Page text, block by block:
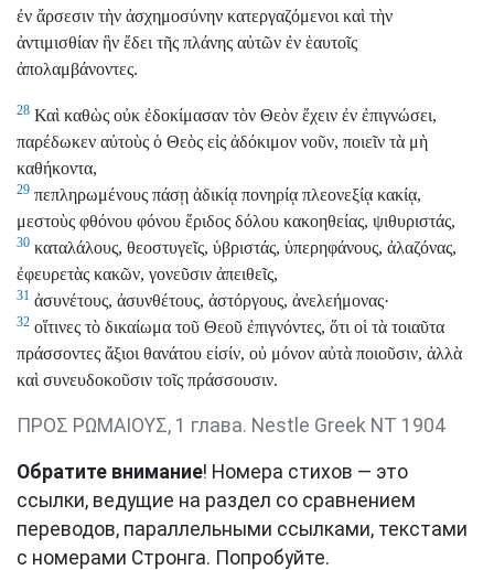
ἐν ἄρσεσιν τὴν ἀσχημοσύνην κατεργαζόμενοι καὶ τὴν
ἀντιμισθίαν ἣν ἔδει τῆς πλάνης αὐτῶν ἐν ἑαυτοῖς
ἀπολαμβάνοντες.
28 Καὶ καθὼς οὐκ ἐδοκίμασαν τὸν Θεὸν ἔχειν ἐν ἐπιγνώσει,
παρέδωκεν αὐτοὺς ὁ Θεὸς εἰς ἀδόκιμον νοῦν, ποιεῖν τὰ μὴ
καθήκοντα,
29 πεπληρωμένους πάσῃ ἀδικίᾳ πονηρίᾳ πλεονεξίᾳ κακίᾳ,
μεστοὺς φθόνου φόνου ἔριδος δόλου κακοηθείας, ψιθυριστάς,
30 καταλάλους, θεοστυγεῖς, ὑβριστάς, ὑπερηφάνους, ἀλαζόνας,
ἐφευρετὰς κακῶν, γονεῦσιν ἀπειθεῖς,
31 ἀσυνέτους, ἀσυνθέτους, ἀστόργους, ἀνελεήμονας·
32 οἵτινες τὸ δικαίωμα τοῦ Θεοῦ ἐπιγνόντες, ὅτι οἱ τὰ τοιαῦτα
πράσσοντες ἄξιοι θανάτου εἰσίν, οὐ μόνον αὐτὰ ποιοῦσιν, ἀλλὰ
καὶ συνευδοκοῦσιν τοῖς πράσσουσιν.
ΠΡΟΣ ΡΩΜΑΙΟΥΣ, 1 глава. Nestle Greek NT 1904
Обратите внимание! Номера стихов — это
ссылки, ведущие на раздел со сравнением
переводов, параллельными ссылками, текстами
с номерами Стронга. Попробуйте.